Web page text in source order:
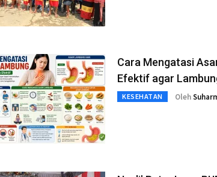
Cara Mengatasi
Efektif agar
KESEHATAN Oleh